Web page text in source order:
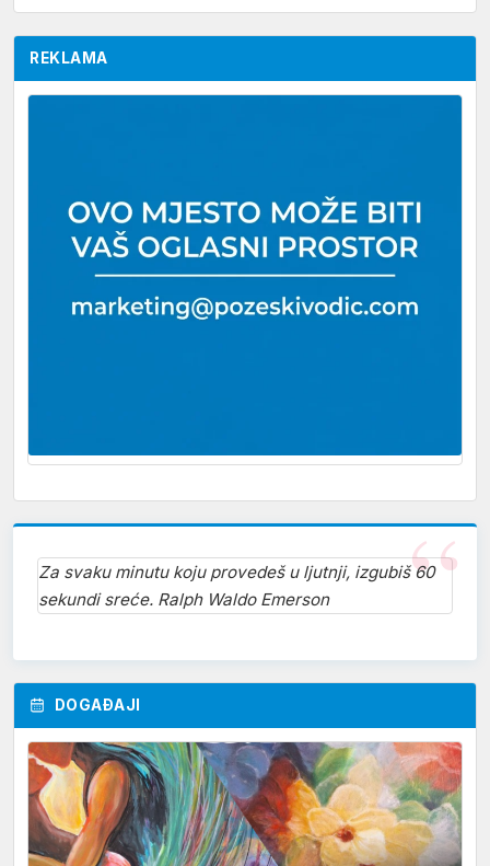
REKLAMA
Za svaku minutu koju provedeš u ljutnji, izgubiš 60
sekundi sreće. Ralph Waldo Emerson
DOGAĐAJI